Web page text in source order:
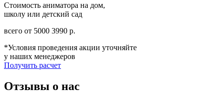
Стоимость аниматора на дом,
школу или детский сад
всего от 5000 3990 р.
*Условия проведения акции уточняйте
у наших менеджеров
Получить расчет
Отзывы о нас